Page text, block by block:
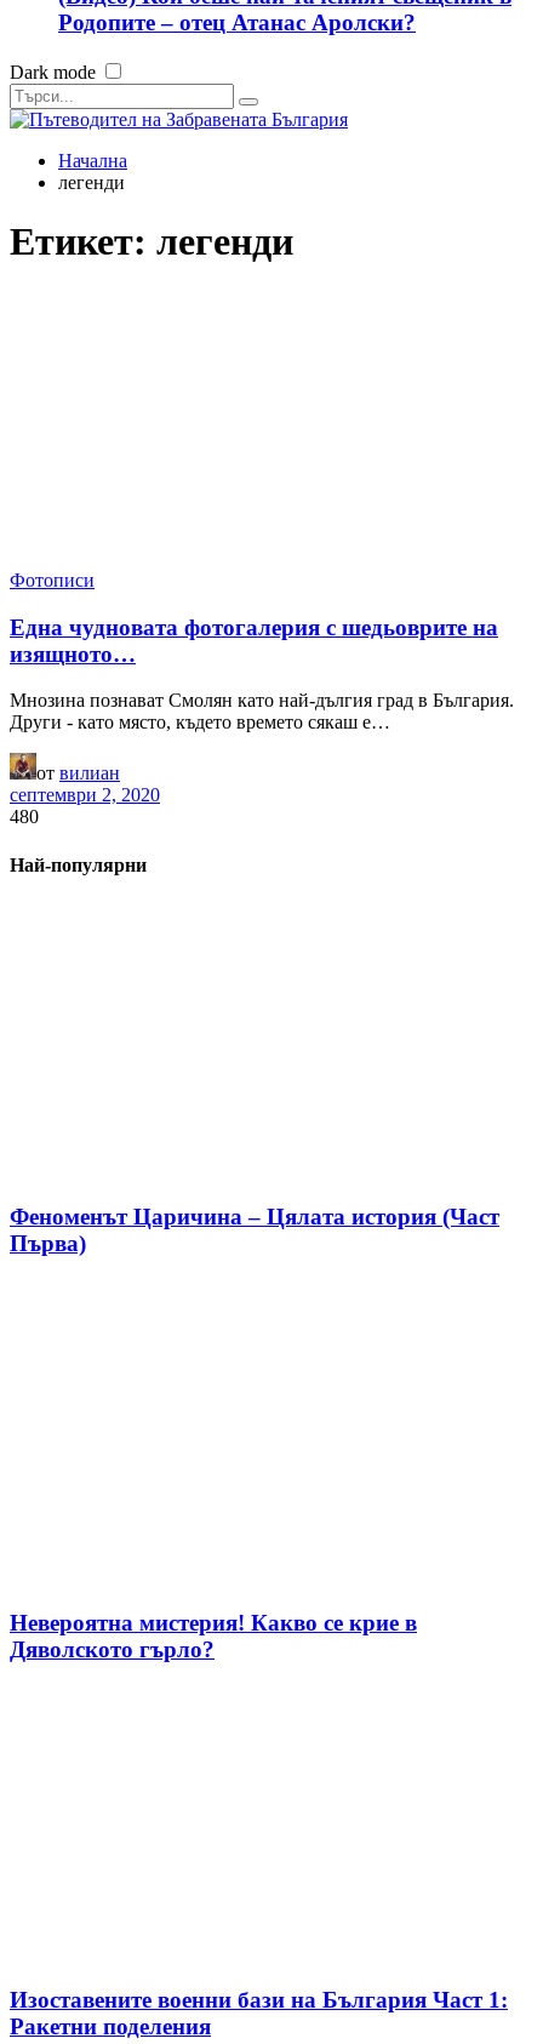
Родопите – отец Атанас Аролски?
Dark mode
Начална
легенди
Етикет: легенди
Фотописи
Една чудновата фотогалерия с шедьоврите на
изящното…
Мнозина познават Смолян като най-дългия град в България.
Други - като място, където времето сякаш е…
от вилиан
септември 2, 2020
480
Най-популярни
Феноменът Царичина – Цялата история (Част
Първа)
Невероятна мистерия! Какво се крие в
Дяволското гърло?
Изоставените военни бази на България Част 1:
Ракетни поделения